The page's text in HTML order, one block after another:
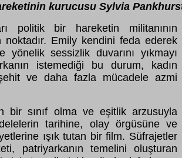
kurucusu Sylvia
politik bir hareketin militanının
noktadır. Emily kendini feda ederek
yönelik sessizlik duvarını yıkmayı
istemediği bu durum, kadın
ve daha fazla mücadele azmi
bir sınıf olma ve eşitlik arzusuyla
tarihine, olay örgüsüne ve
ışık tutan bir film. Süfrajetler
patriyarkanın temelini oluşturan